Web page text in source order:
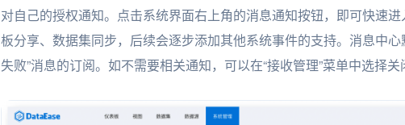
对自己的授权通知。点击系统界面右上角的消息通知按钮，即可快速
板分享、数据集同步，后续会逐步添加其他系统事件的支持。消息中
失败”消息的订阅。如不需要相关通知，可以在“接收管理”菜单中选择关